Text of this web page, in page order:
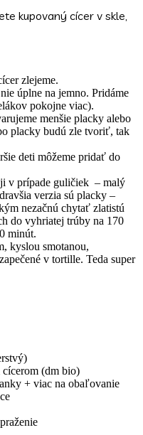
kupovaný cícer v skle,
zlejeme.
úplne na jemno. Pridáme
pokojne viac).
menšie placky alebo
placky budú zle tvoriť, tak
deti môžeme pridať do
v prípade guličiek – malý
verzia sú placky –
nezačnú chytať zlatistú
do vyhriatej trúby na 170
minút.
kyslou smotanou,
v tortille. Teda super
cícerom (dm bio)
+ viac na obaľovanie